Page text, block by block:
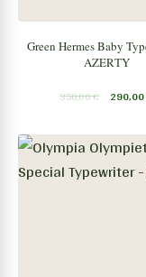
Green Hermes Baby
AZERTY
350,00€